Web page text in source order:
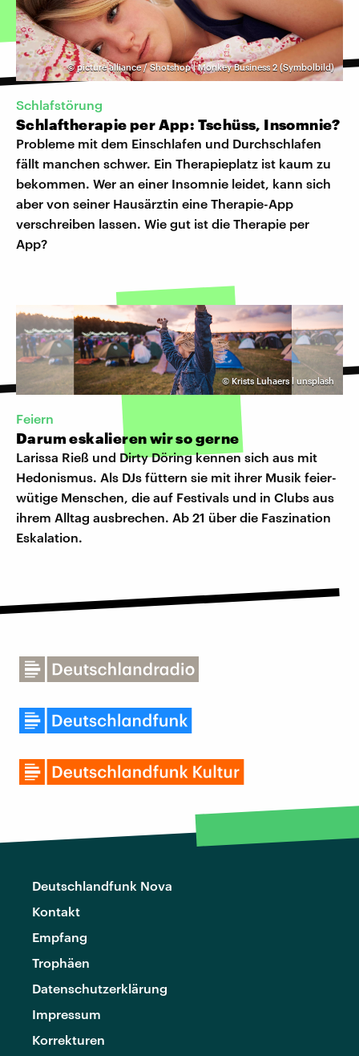
©picture alliance / Shotshop | Monkey Business 2 (Symbolbild)
Schlafstörung
Schlaftherapie per App: Tschüss, Insomnie?
Probleme mit dem Einschlafen und Durchschlafen
fällt manchen schwer. Ein Therapieplatz ist kaum zu
bekommen. Wer an einer Insomnie leidet, kann sich
aber von seiner Hausärztin eine Therapie-App
verschreiben lassen. Wie gut ist die Therapie per
App?
© Krists Luhaers l unsplash
Feiern
Darum eskalieren wir so gerne
Larissa Rieß und Dirty Döring kennen sich aus mit
Hedonismus. Als DJs füttern sie mit ihrer Musik feier-
wütige Menschen, die auf Festivals und in Clubs aus
ihrem Alltag ausbrechen. Ab 21 über die Faszination
Eskalation.
Deutschlandfunk Nova
Kontakt
Empfang
Trophäen
Datenschutzerklärung
Impressum
Korrekturen